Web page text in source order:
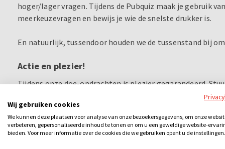
hoger/lager vragen. Tijdens de Pubquiz maak je gebruik
meerkeuzevragen en bewijs je wie de snelste drukker is.
En natuurlijk, tussendoor houden we de tussenstand bij
Actie en plezier!
Tijdens onze doe-opdrachten is plezier gegarandeerd.
enthousiaste huisvriend Harry thema's uit te beelden. En
liggen verboden woorden op de loer!
Gezelligheid ontmoet competitie!
Wij gebruiken cookies
We kunnen deze plaatsen voor analyse van onze bezoekersgegevens, om onze
verbeteren, gepersonaliseerde inhoud te tonen en om u een geweldige website-
bieden. Voor meer informatie over de cookies die we gebruiken opent u de instellingen.